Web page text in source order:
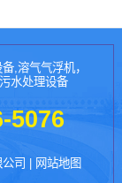
,溶气气浮机，
水处理设备
5076
司 | 网站地图